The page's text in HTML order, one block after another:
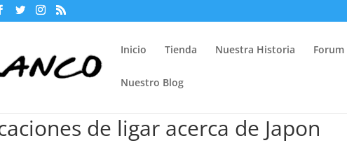
Inicio Tienda Nuestra Historia Forum
Nuestro Blog
de ligar acerca de Japon